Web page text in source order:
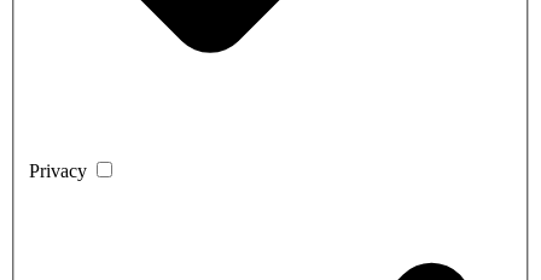
Privacy